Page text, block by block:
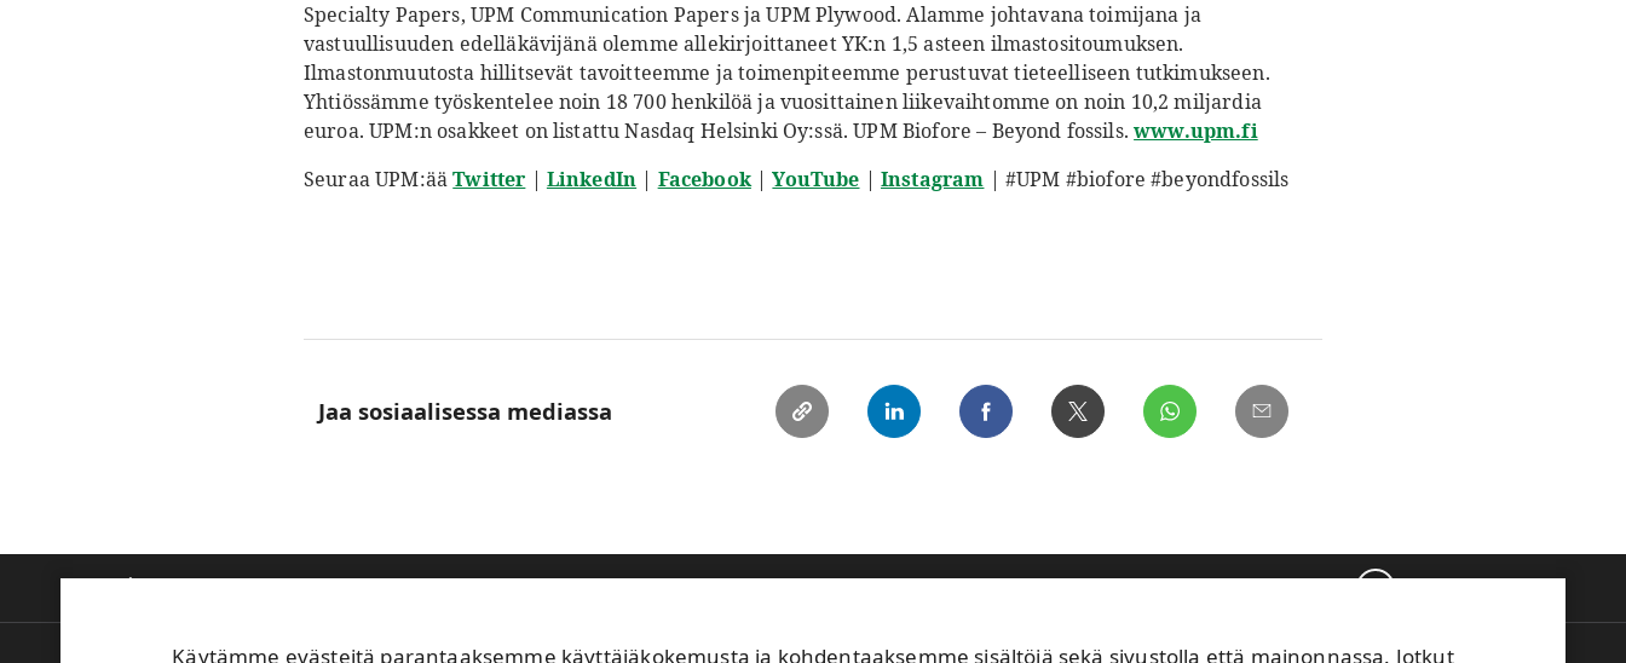
Specialty Papers, UPM Communication Papers ja UPM Plywood. Alamme johtavana toimijana ja
vastuullisuuden edelläkävijänä olemme allekirjoittaneet YK:n 1,5 asteen ilmastositoumuksen.
Ilmastonmuutosta hillitsevät tavoitteemme ja toimenpiteemme perustuvat tieteelliseen tutkimukseen.
Yhtiössämme työskentelee noin 18 700 henkilöä ja vuosittainen liikevaihtomme on noin 10,2 miljardia
euroa. UPM:n osakkeet on listattu Nasdaq Helsinki Oy:ssä. UPM Biofore – Beyond fossils.www.upm.fi
Seuraa UPM:ääTwitter | LinkedIn | Facebook|YouTube | Instagram | #UPM #biofore #beyondfossils
Jaa sosiaalisessa mediassa
Käytämme evästeitä parantaaksemme käyttäjäkokemusta ja kohdentaaksemme sisältöjä sekä sivustolla että mainonnassa. Jotkut